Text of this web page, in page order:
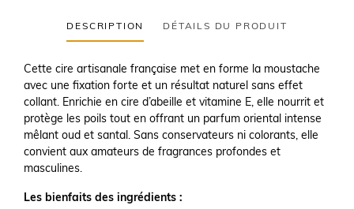
DESCRIPTION DÉTAILS DU PRODUIT
Cette cire artisanale française met en forme la moustache
avec une fixation forte et un résultat naturel sans effet
collant. Enrichie en cire d’abeille et vitamine E, elle nourrit et
protège les poils tout en offrant un parfum oriental intense
mêlant oud et santal. Sans conservateurs ni colorants, elle
convient aux amateurs de fragrances profondes et
masculines.
Les bienfaits des ingrédients :